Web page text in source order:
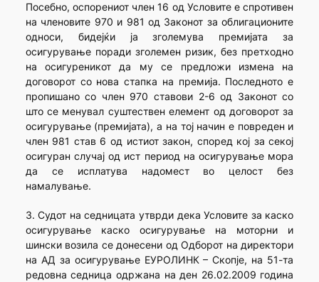
Посебно, оспорениот член 16 од Условите е спротивен
на членовите 970 и 981 од Законот за облигационите
односи, бидејќи ја зголемува премијата за
осигурување поради зголемен ризик, без претходно
на осигуреникот да му се предложи измена на
договорот со нова стапка на премија. Последното е
пропишано со член 970 ставови 2-6 од Законот со
што се менувал суштествен елемент од договорот за
осигурување (премијата), а на тој начин е повреден и
член 981 став 6 од истиот закон, според кој за секој
осигуран случај од ист период на осигурување мора
да се исплатува надомест во целост без
намалување.
3. Судот на седницата утврди дека Условите за каско
осигурување каско осигурување на моторни и
шински возила се донесени од Одборот на директори
на АД за осигурување ЕУРОЛИНК – Скопје, на 51-та
редовна седница одржана на ден 26.02.2009 година